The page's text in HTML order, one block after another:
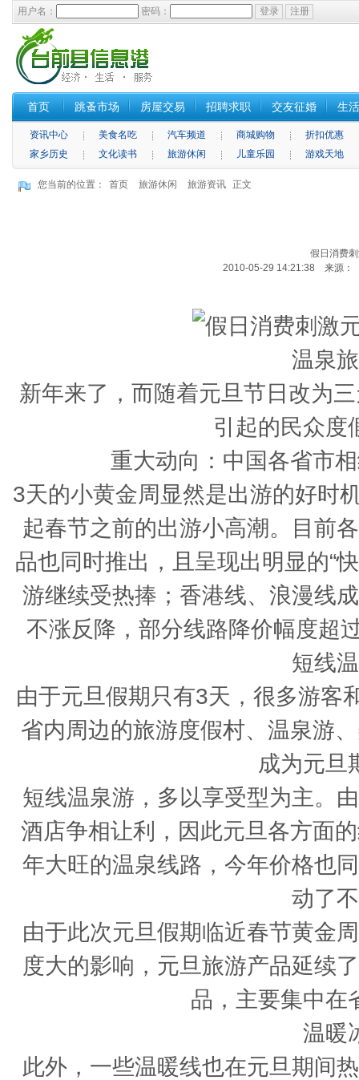
用户名： 密码：
首页 跳蚤市场 房屋交易 招聘求职 交友征婚 生
资讯中心 美食名吃 汽车频道 商城购物
折扣优惠
家乡历史
文化读书 旅游休闲 儿童乐园 游戏天地
您当前的位置： 首页 旅游休闲 旅游资讯 正文
假日消费
2010-05-29 14:21:38 来源：
温泉
新年来了，而随着元旦节日改为
引起的民众度
重大动向：中国各省市
3天的小黄金周显然是出游的好时
起春节之前的出游小高潮。目前
品也同时推出，且呈现出明显的“
游继续受热捧；香港线、浪漫线
不涨反降，部分线路降价幅度超
短线
由于元旦假期只有3天，很多游客
省内周边的旅游度假村、温泉游
成为元旦
短线温泉游，多以享受型为主。
酒店争相让利，因此元旦各方面
年大旺的温泉线路，今年价格也
动了
由于此次元旦假期临近春节黄金
度大的影响，元旦旅游产品延续
品，主要集中在
温暖
此外，一些温暖线也在元旦期间